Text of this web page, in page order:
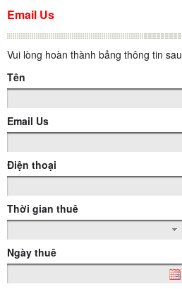
Email Us
Vui lòng hoàn thành bảng thông tin sau
Tên
Email Us
Điện thoại
Thời gian thuê
Ngày thuê